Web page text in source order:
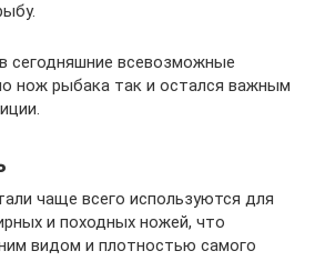
сегодняшние всевозможные
нож рыбака так и остался важным
чаще всего используются для
и походных ножей, что
видом и плотностью самого